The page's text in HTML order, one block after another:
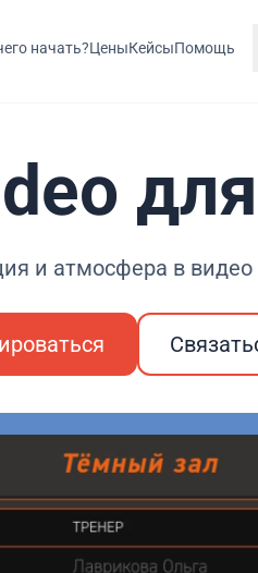
начать?ЦеныКейсыПомощь
и атмосфера в видео